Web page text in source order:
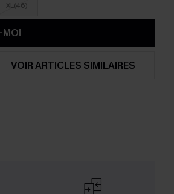
XL(46)
MOI
VOIR ARTICLES SIMILAIRES